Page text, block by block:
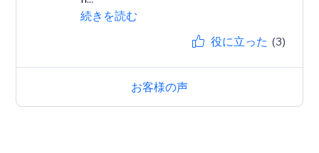
続きを読む
役に立った (3)
お客様の声